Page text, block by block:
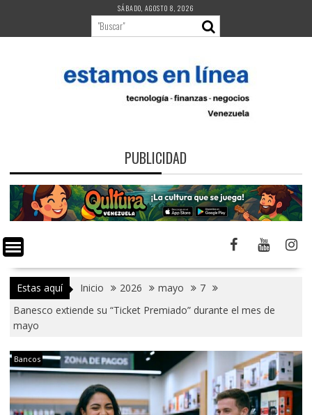
contenido
SÁBADO, AGOSTO 8, 2026
PUBLICIDAD
Estas aquí Inicio 2026 mayo
7
Banesco extiende su “Ticket Premiado” durante el mes de
mayo
Bancos